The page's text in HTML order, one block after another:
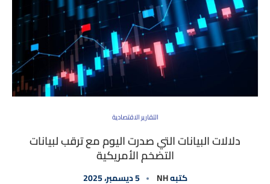
التقارير الاقتصادية
دلالات البيانات التي صدرت اليوم مع ترقب لبيانات
التضخم الأمريكية
كتبهNH 5 ديسمبر، 2025